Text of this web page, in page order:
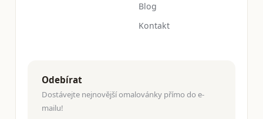
Blog
Kontakt
Odebírat
Dostávejte nejnovější omalovánky přímo do e-
mailu!